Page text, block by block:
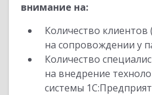
внимание на:
Количество
на сопровождении у
Количество
на внедрение
системы